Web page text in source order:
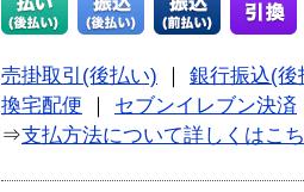
売掛取引(後払い)
銀行振込(後
換宅配便
セブンイレブン決済
⇒支払方法について詳しくはこ